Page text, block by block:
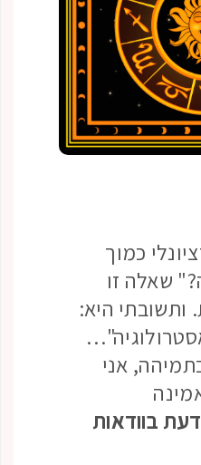
כמוך
שאלה זו
ותשובתי היא:
אני
בוודאות